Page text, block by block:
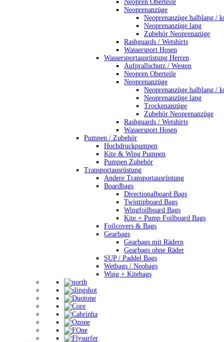
Neopren Oberteile
Neoprenanzüge
Neoprenanzüge halblang /
Neoprenanzüge lang
Zubehör Neoprenazüge
Rashguards / Wetshirts
Wassersport Hosen
Wassersportausrüstung Herren
Aufprallschutz / Westen
Neopren Oberteile
Neoprenanzüge
Neoprenanzüge halblang /
Neoprenanzüge lang
Trockenanzüge
Zubehör Neoprenanzüge
Rashguards / Wetshirts
Wassersport Hosen
Pumpen / Zubehör
Hochdruckpumpen
Kite & Wing Pumpen
Pumpen Zubehör
Transportausrüstung
Andere Transportausrüstung
Boardbags
Directionalboard Bags
Twintipboard Bags
Wingfoilboard Bags
Kite + Pump Foilboard Bags
Foilcovers & Bags
Gearbags
Gearbags mit Rädern
Gearbags ohne Räder
SUP / Paddel Bags
Wetbags / Neobags
Wing + Kitebags